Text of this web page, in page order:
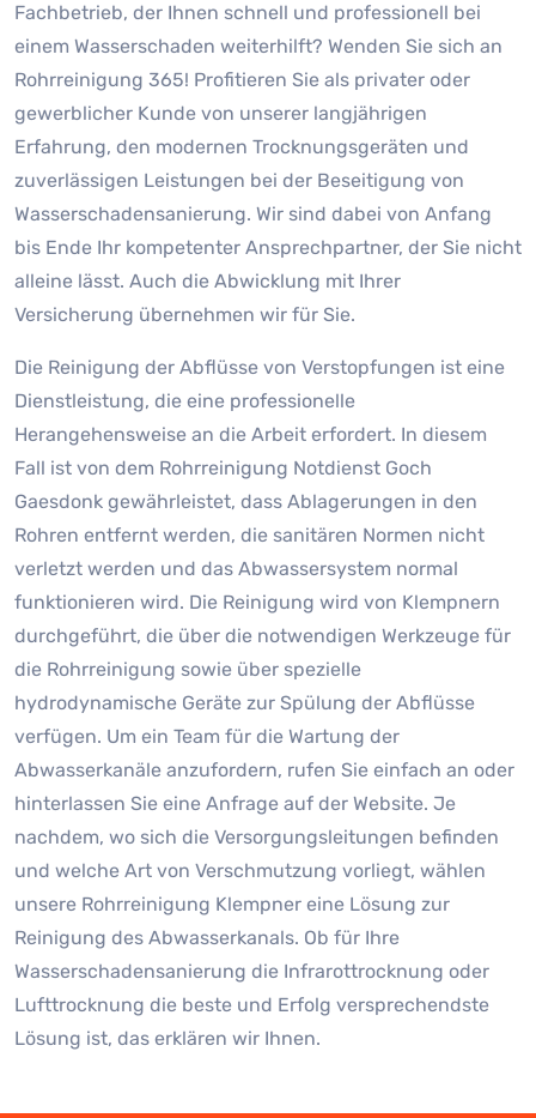
Fachbetrieb, der Ihnen schnell und professionell bei
einem Wasserschaden weiterhilft? Wenden Sie sich an
Rohrreinigung 365! Profitieren Sie als privater oder
gewerblicher Kunde von unserer langjährigen
Erfahrung, den modernen Trocknungsgeräten und
zuverlässigen Leistungen bei der Beseitigung von
Wasserschadensanierung. Wir sind dabei von Anfang
bis Ende Ihr kompetenter Ansprechpartner, der Sie nicht
alleine lässt. Auch die Abwicklung mit Ihrer
Versicherung übernehmen wir für Sie.
Die Reinigung der Abflüsse von Verstopfungen ist eine
Dienstleistung, die eine professionelle
Herangehensweise an die Arbeit erfordert. In diesem
Fall ist von dem Rohrreinigung Notdienst Goch
Gaesdonk gewährleistet, dass Ablagerungen in den
Rohren entfernt werden, die sanitären Normen nicht
verletzt werden und das Abwassersystem normal
funktionieren wird. Die Reinigung wird von Klempnern
durchgeführt, die über die notwendigen Werkzeuge für
die Rohrreinigung sowie über spezielle
hydrodynamische Geräte zur Spülung der Abflüsse
verfügen. Um ein Team für die Wartung der
Abwasserkanäle anzufordern, rufen Sie einfach an oder
hinterlassen Sie eine Anfrage auf der Website. Je
nachdem, wo sich die Versorgungsleitungen befinden
und welche Art von Verschmutzung vorliegt, wählen
unsere Rohrreinigung Klempner eine Lösung zur
Reinigung des Abwasserkanals. Ob für Ihre
Wasserschadensanierung die Infrarottrocknung oder
Lufttrocknung die beste und Erfolg versprechendste
Lösung ist, das erklären wir Ihnen.